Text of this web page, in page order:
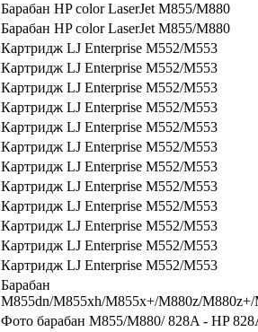
Барабан HP color LaserJet M855/M880
Барабан HP color LaserJet M855/M880
Картридж LJ Enterprise M552/M553
Картридж LJ Enterprise M552/M553
Картридж LJ Enterprise M552/M553
Картридж LJ Enterprise M552/M553
Картридж LJ Enterprise M552/M553
Картридж LJ Enterprise M552/M553
Картридж LJ Enterprise M552/M553
Картридж LJ Enterprise M552/M553
Картридж LJ Enterprise M552/M553
Картридж LJ Enterprise M552/M553
Картридж LJ Enterprise M552/M553
Картридж LJ Enterprise M552/M553
Барабан
M855dn/M855xh/M855x+/M880z/
Фото барабан M855/M880/ 828A - HP